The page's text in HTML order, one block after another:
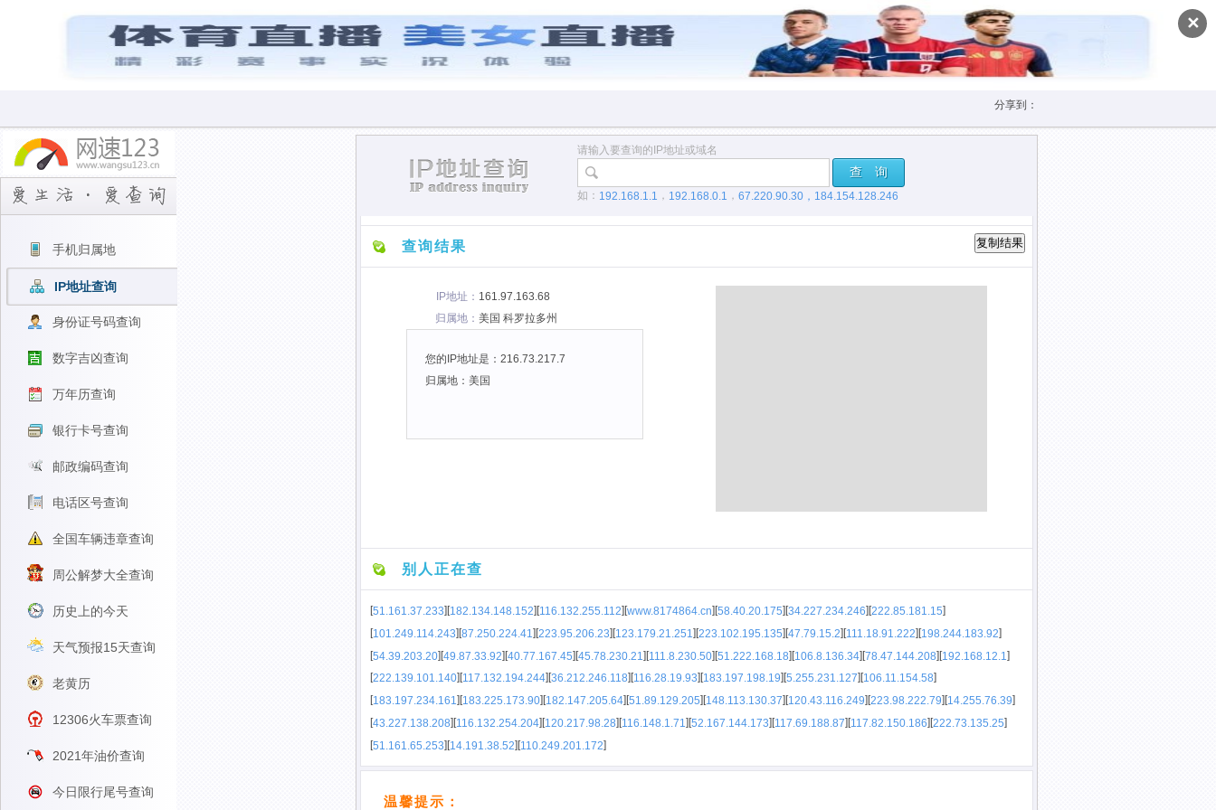
✕
分享到：
手机归属地
IP地址查询
身份证号码查询
数字吉凶查询
万年历查询
银行卡号查询
邮政编码查询
电话区号查询
全国车辆违章查询
周公解梦大全查询
历史上的今天
天气预报15天查询
老黄历
12306火车票查询
2021年油价查询
今日限行尾号查询
请输入要查询的IP地址或域名
查 询
如： 192.168.1.1 ， 192.168.0.1 ， 67.220.90.30， 184.154.128.246
查询结果
IP地址： 161.97.163.68
归属地： 美国 科罗拉多州
您的IP地址是：216.73.217.7
归属地：美国
别人正在查
[51.161.37.233] [182.134.148.152] [116.132.255.112] [www.8174864.cn] [58.40.20.175] [34.227.234.246] [222.85.181.15]
[101.249.114.243][87.250.224.41 ][223.95.206.23][123.179.21.251 ][223.102.195.135][47.79.15.2][111.18.91.222][198.244.183.92]
[54.39.203.20][49.87.33.92][40.77.167.45][45.78.230.21 ][111.8.230.50][51.222.168.18][106.8.136.34][78.47.144.208][192.168.12.1 ]
[222.139.101.140] [117.132.194.244] [36.212.246.118] [116.28.19.93] [183.197.198.19] [5.255.231.127] [106.11.154.58]
[183.197.234.161] [183.225.173.90] [182.147.205.64] [51.89.129.205] [148.113.130.37] [120.43.116.249] [223.98.222.79] [14.255.76.39]
[43.227.138.208] [116.132.254.204] [120.217.98.28] [116.148.1.71] [52.167.144.173] [117.69.188.87] [117.82.150.186] [222.73.135.25]
[51.161.65.253] [14.191.38.52] [110.249.201.172]
温馨提示：